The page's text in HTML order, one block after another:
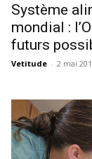
Système
mondial :
futurs
Vetitude - 2 mai